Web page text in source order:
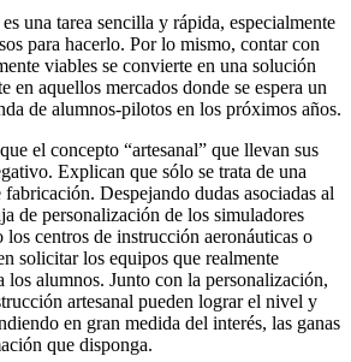
una tarea sencilla y rápida, especialmente
para hacerlo. Por lo mismo, contar con
viables se convierte en una solución
en aquellos mercados donde se espera un
de alumnos-pilotos en los próximos años.
el concepto “artesanal” que llevan sus
Explican que sólo se trata de una
Despejando dudas asociadas al
de personalización de los simuladores
centros de instrucción aeronáuticas o
solicitar los equipos que realmente
los alumnos. Junto con la personalización,
artesanal pueden lograr el nivel y
en gran medida del interés, las ganas
que disponga.